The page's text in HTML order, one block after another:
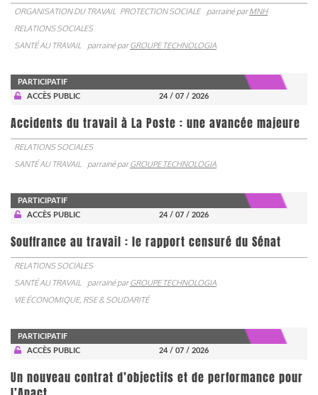
ORGANISATION DU TRAVAIL PROTECTION SOCIALE parrainé parMNH
RELATIONS SOCIALES
SANTÉ AU TRAVAIL
parrainé parGROUPE TECHNOLOGIA
PARTICIPATIF
ACCÈS PUBLIC
24 / 07 / 2026
Accidents du travail à La Poste : une avancée majeure
RELATIONS SOCIALES
SANTÉ AU TRAVAIL
parrainé parGROUPE TECHNOLOGIA
PARTICIPATIF
ACCÈS PUBLIC
24 / 07 / 2026
Souffrance au travail : le rapport censuré du Sénat
RELATIONS SOCIALES
SANTÉ AU TRAVAIL
parrainé parGROUPE TECHNOLOGIA
VIE ÉCONOMIQUE, RSE & SOLIDARITÉ
PARTICIPATIF
ACCÈS PUBLIC
24 / 07 / 2026
Un nouveau contrat d’objectifs et de performance pour